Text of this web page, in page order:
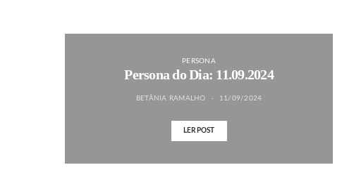
PERSONA
Persona do Dia: 11.09.2024
BETÂNIA RAMALHO 11/09/2024
LER POST